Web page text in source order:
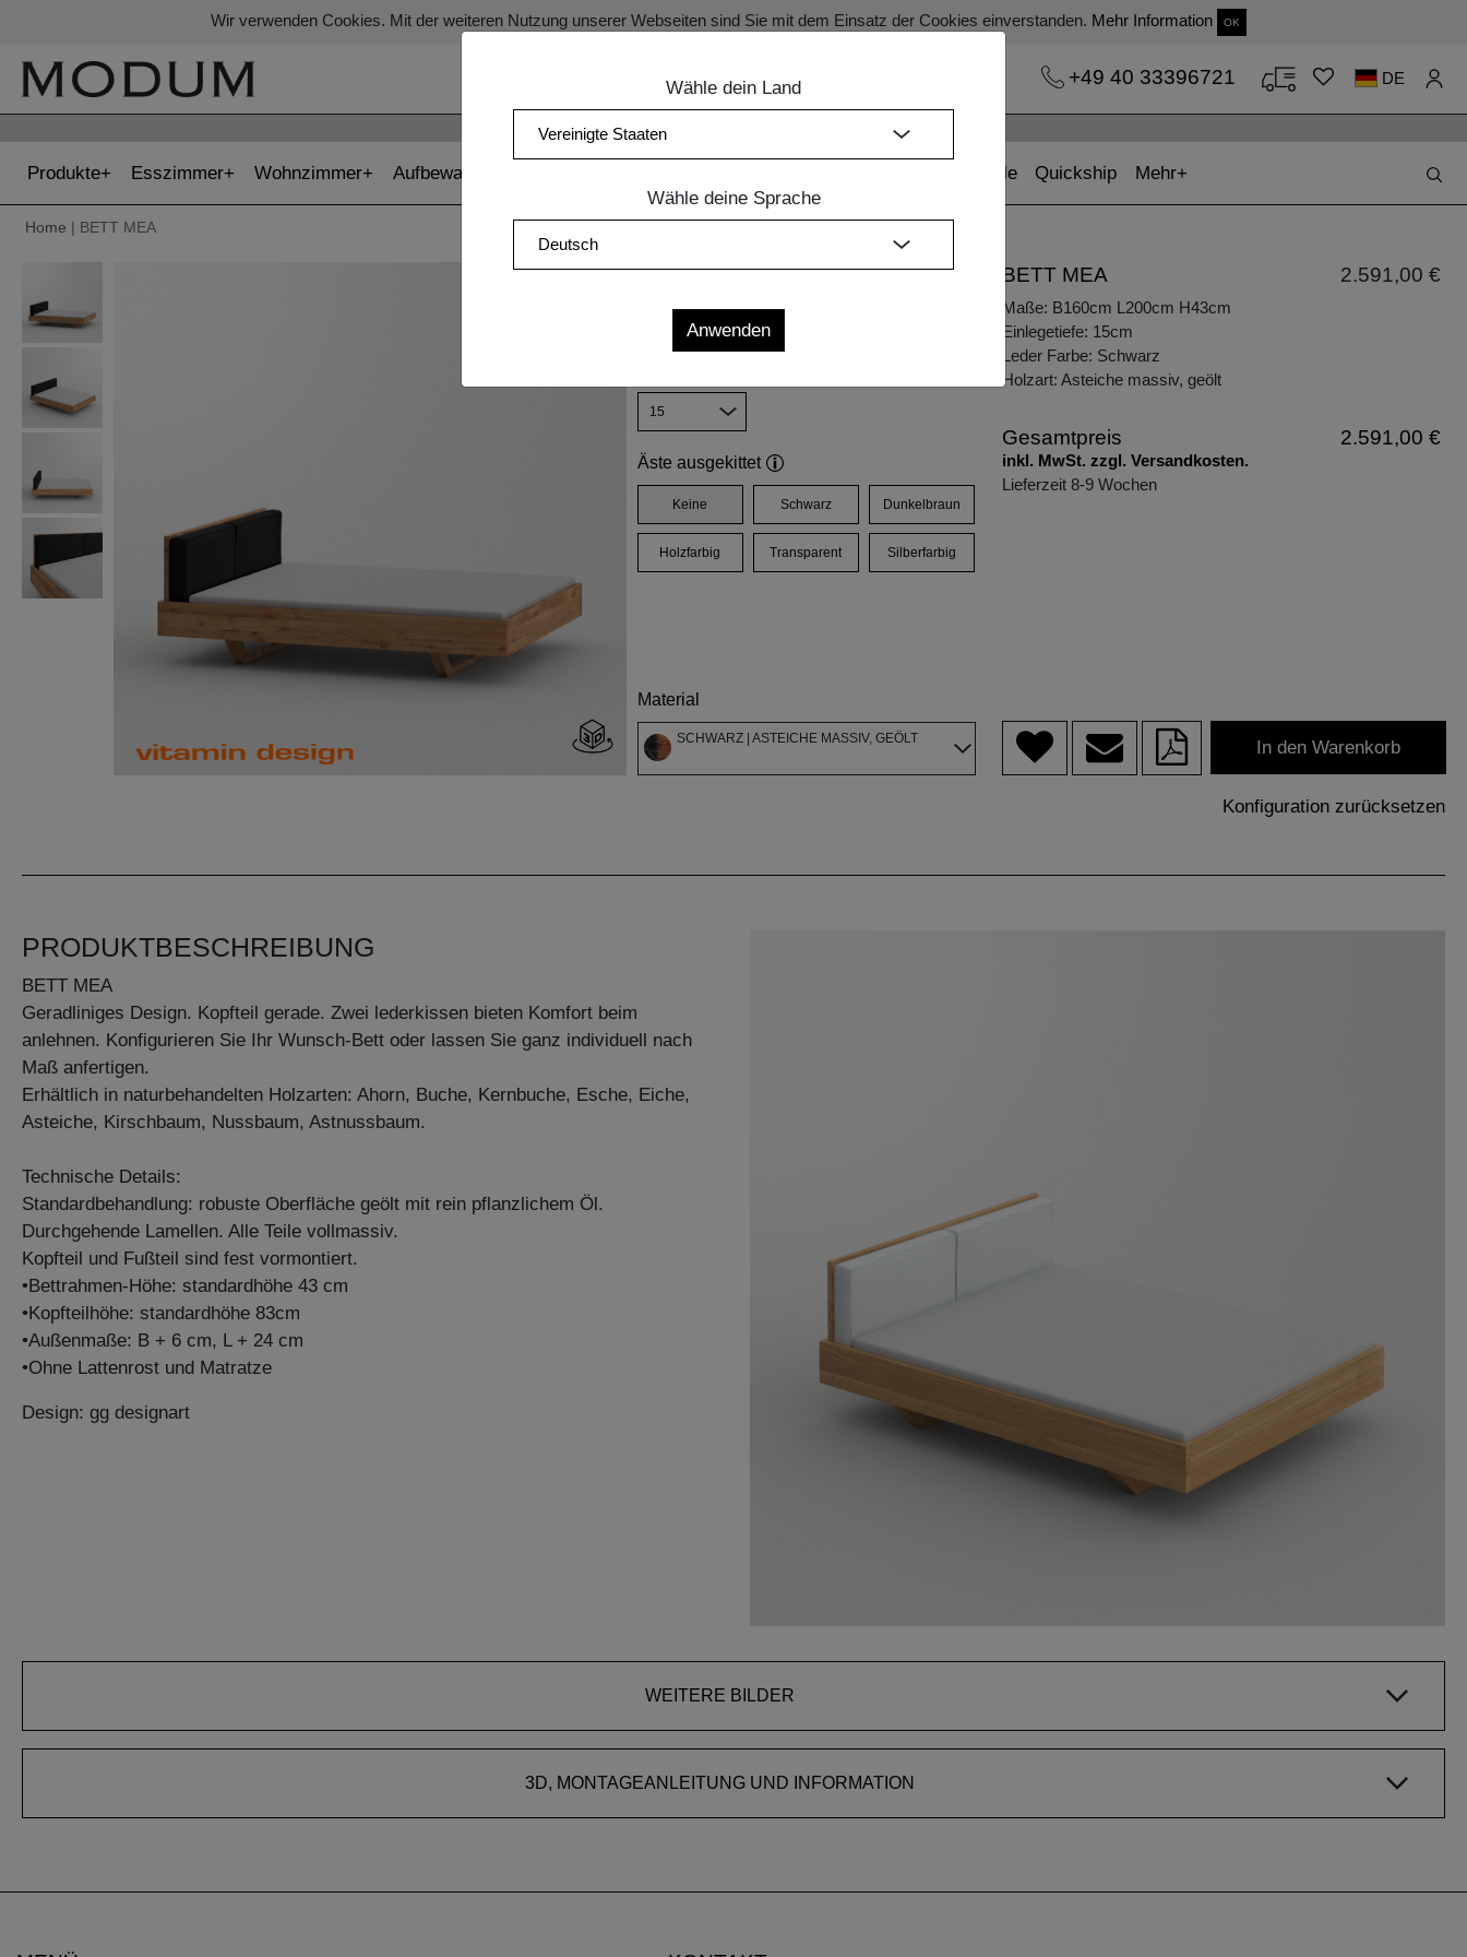
Wir verwenden Cookies. Mit der weiteren Nutzung unserer Webseiten sind Sie mit dem Einsatz der Cookies einverstanden. Mehr Information OK
+49 40 33396721 DE
SECRET SALE Registration für exklusive Vorteile!
Produkte Esszimmer Wohnzimmer Aufbewahrung Sale(current)
Quickship(current)
Mehr
Home | BETT MEA
Äste ausgekittet
Keine Schwarz Dunkelbraun
Holzfarbig Transparent Silberfarbig
Material
SCHWARZ | ASTEICHE MASSIV, GEÖLT
BETT MEA 2.591,00 €
Maße: B160cm L200cm H43cm
Einlegetiefe: 15cm
Leder Farbe: Schwarz
Holzart: Asteiche massiv, geölt
Gesamtpreis 2.591,00 €
inkl. MwSt. zzgl. Versandkosten.
Lieferzeit 8-9 Wochen
In den Warenkorb
Konfiguration zurücksetzen
PRODUKTBESCHREIBUNG
BETT MEA
Geradliniges Design. Kopfteil gerade. Zwei lederkissen bieten Komfort beim
anlehnen. Konfigurieren Sie Ihr Wunsch-Bett oder lassen Sie ganz individuell nach
Maß anfertigen.
Erhältlich in naturbehandelten Holzarten: Ahorn, Buche, Kernbuche, Esche, Eiche,
Asteiche, Kirschbaum, Nussbaum, Astnussbaum.
Technische Details:
Standardbehandlung: robuste Oberfläche geölt mit rein pflanzlichem Öl.
Durchgehende Lamellen. Alle Teile vollmassiv.
Kopfteil und Fußteil sind fest vormontiert.
•Bettrahmen-Höhe: standardhöhe 43 cm
•Kopfteilhöhe: standardhöhe 83cm
•Außenmaße: B + 6 cm, L + 24 cm
•Ohne Lattenrost und Matratze
Design: gg designart
WEITERE BILDER
3D, MONTAGEANLEITUNG UND INFORMATION
Wähle dein Land
Wähle deine Sprache